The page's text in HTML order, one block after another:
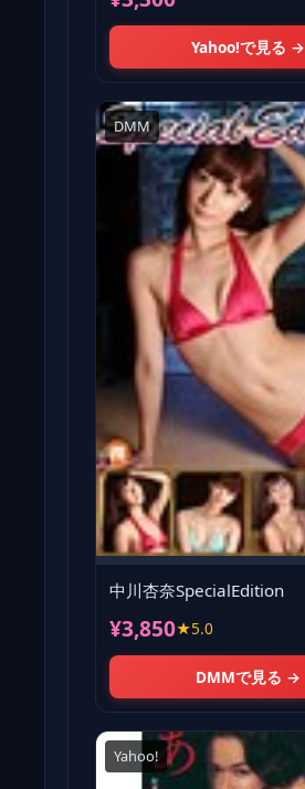
Yahoo!で見る →
DMM
中川杏奈SpecialEdition
¥3,850★5.0
DMMで見る →
Yahoo!